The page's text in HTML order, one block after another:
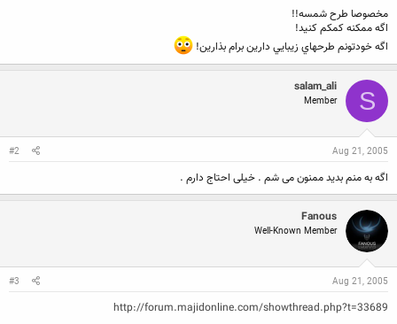
مخصوصا طرح شمسه!!
اگه ممكنه كمكم كنيد!
اگه خودتونم طرحهاي زيبايي دارين برام بذارين!
S
salam_ali
Member
Aug 21, 2005
#2
اگه به منم بدید ممنون می شم . خیلی احتاج دارم .
Fanous
Well-Known Member
Aug 21, 2005
#3
http://forum.majidonline.com/showthread.php?t=33689